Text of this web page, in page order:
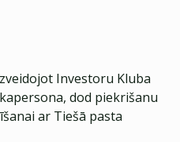
Investoru Kluba
dod piekrišanu
ar Tiešā pasta